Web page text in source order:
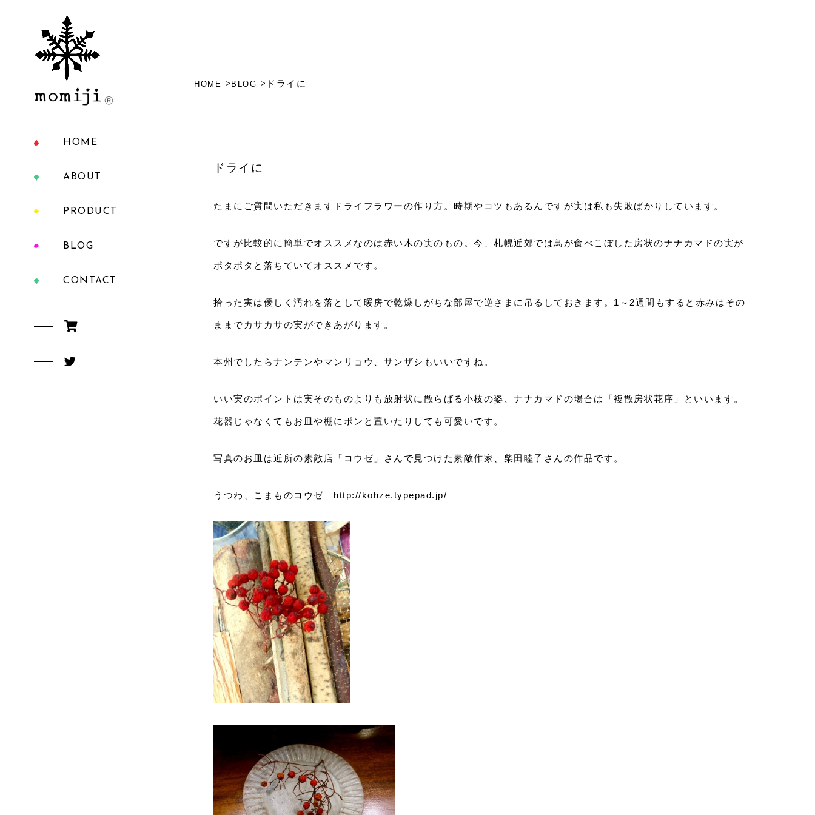
HOME
ABOUT
PRODUCT
BLOG
CONTACT
HOME BLOG ドライに
ドライに
たまにご質問いただきますドライフラワーの作り方。時期やコツもあるんですが実は私も失敗ばかりしています。
ですが比較的に簡単でオススメなのは赤い木の実のもの。今、札幌近郊では鳥が食べこぼした房状のナナカマドの実が
ポタポタと落ちていてオススメです。
拾った実は優しく汚れを落として暖房で乾燥しがちな部屋で逆さまに吊るしておきます。 1 ～ 2週間もすると赤みはその
ままでカサカサの実ができあがります。
本州でしたらナンテンやマンリョウ、サンザシもいいですね。
いい実のポイントは実そのものよりも放射状に散らばる小枝の姿、ナナカマドの場合は「複散房状花序」といいます。
花器じゃなくてもお皿や棚にポンと置いたりしても可愛いです。
写真のお皿は近所の素敵店「コウゼ」さんで見つけた素敵作家、柴田睦子さんの作品です。
うつわ、こまものコウゼ http://kohze.typepad.jp/